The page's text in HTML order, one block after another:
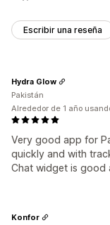
Escribir una reseña
Very good app for
quickly and with
Chat widget is good
Hydra Glow
Pakistán
Alrededor de 1 año
Konfor